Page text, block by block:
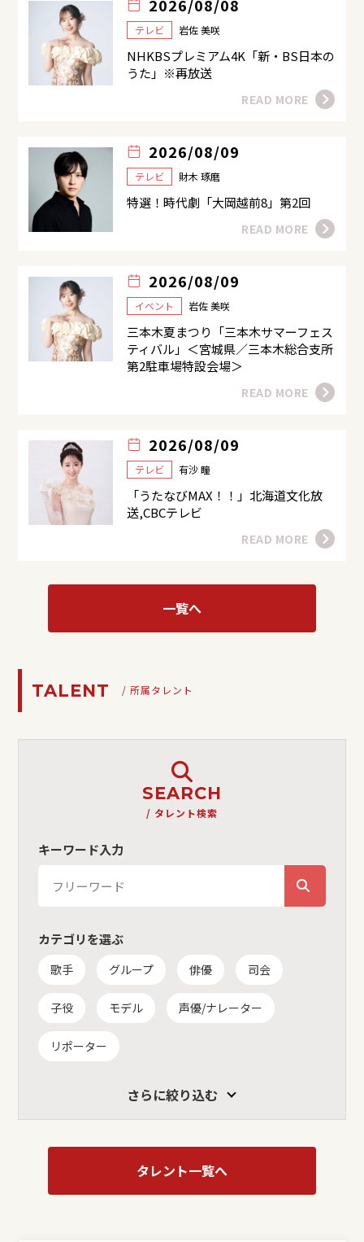
2026/08/08
テレビ 岩佐 美咲
NHKBSプレミアム4K「新・BS日本の
うた」※再放送
READ MORE
2026/08/09
テレビ 財木 琢磨
特選！時代劇「大岡越前8」第2回
READ MORE
2026/08/09
イベント 岩佐 美咲
三本木夏まつり「三本木サマーフェス
ティバル」＜宮城県／三本木総合支所
第2駐車場特設会場＞
READ MORE
2026/08/09
テレビ 有沙 瞳
「うたなびMAX！！」北海道文化放
送,CBCテレビ
READ MORE
一覧へ
TALENT / 所属タレント
SEARCH
/ タレント検索
キーワード入力
カテゴリを選ぶ
歌手 グループ 俳優 司会
子役 モデル 声優/ナレーター
リポーター
さらに絞り込む
タレント一覧へ